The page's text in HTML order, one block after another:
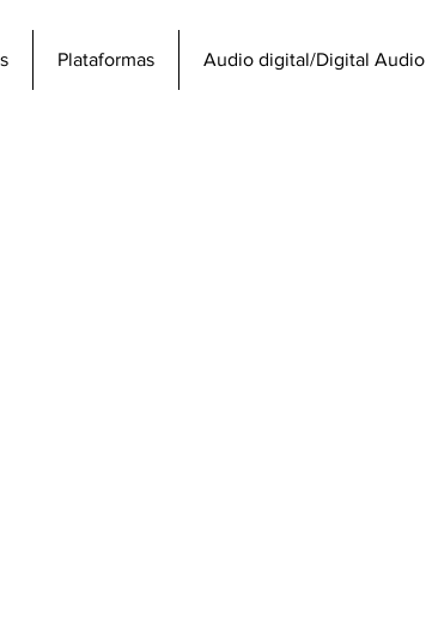
Plataformas Audio digital/Digital Audio